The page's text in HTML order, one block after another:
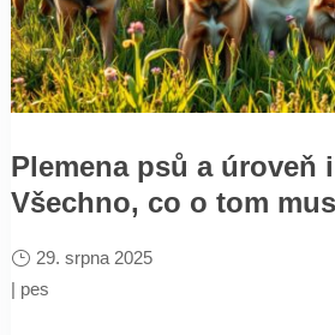
Plemena psů a úroveň
Všechno, co o tom
29. srpna 2025
| pes